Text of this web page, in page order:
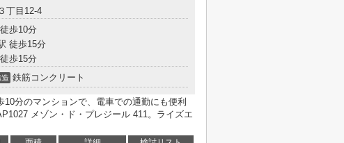
３丁目12-4
歩10分
徒歩15分
歩15分
鉄筋コンクリート
分のマンションで、電車での通勤にも便利
メゾン・ド・プレジール 411。ライズエ